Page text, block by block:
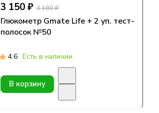
3 150 ₽ 3 180 ₽
Глюкометр Gmate Life + 2 уп. тест-
полосок №50
4.6 Есть в наличии
В корзину